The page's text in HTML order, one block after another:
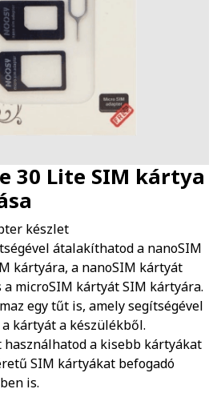
30 Lite SIM kártya
készlet
átalakíthatod a nanoSIM
kártyára, a nanoSIM kártyát
microSIM kártyát SIM kártyára.
egy tűt is, amely segítségével
kártyát a készülékből.
használhatod a kisebb kártyákat
SIM kártyákat befogadó
is.